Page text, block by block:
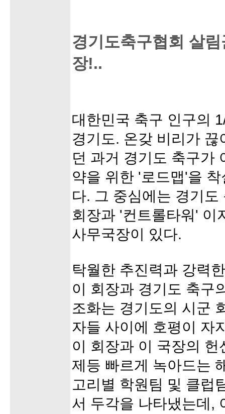
경기도축구협회 살
장!..
대한민국 축구 인구의
경기도. 온갖 비리가
던 과거 경기도 축구가
약을 위한 '로드맵'을
다. 그 중심에는 경기
회장과 '컨트롤타워' 이
사무국장이 있다.
탁월한 추진력과 강력
이 회장과 경기도 축구
조화는 경기도의 시군
자들 사이에 호평이 자
이 회장과 이 국장의
제등 빠르게 녹아드는
고리별 학원팀 및 클럽
서 두각을 나타냈는데,